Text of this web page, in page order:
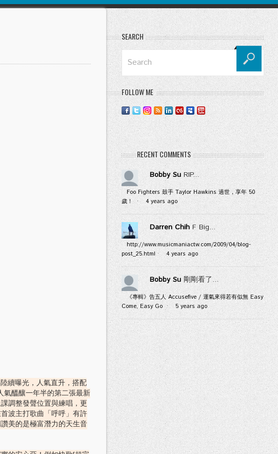
續曝光，人氣直升，搭配
氣醞釀一年半的第二張最新
調整發聲位置與練唱，更
波主打歌曲「呼呼」有許
美的是極富潛力的天生音
SEARCH
FOLLOW ME
RECENT COMMENTS
Bobby Su RIP...
Foo Fighters 鼓手 Taylor Hawkins 過世，享年 50
歲！· 4 years ago
Darren Chih F Big...
http://www.musicmaniactw.com/2009/04/blog-
post_25.html· 4 years ago
Bobby Su 剛剛看了...
《專輯》告五人 Accusefive / 運氣來得若有似無 Easy
Come, Easy Go· 5 years ago